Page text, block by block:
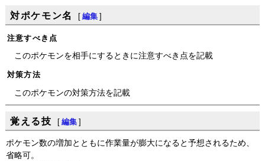
対ポケモン名 [ 編集 ]
注意すべき点
このポケモンを相手にするときに注意すべき点を記載
対策方法
このポケモンの対策方法を記載
覚える技 [ 編集 ]
ポケモン数の増加とともに作業量が膨大になると予想されるため、
省略可。